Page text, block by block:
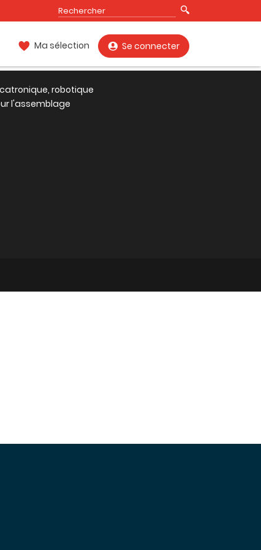
Ma sélection Se connecter
robotique
l'assemblage